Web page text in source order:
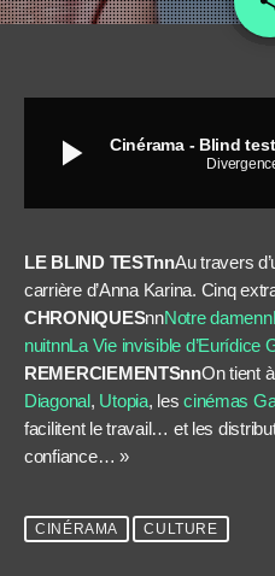
play_arrow Cinérama - Blind
LE BLIND TESTnnAu travers
carrière d’Anna Karina. Cinq
CHRONIQUESnnNotre damenn
nuitnnLa Vie invisible d’Eurídice
REMERCIEMENTSnnOn tient
Diagonal, Utopia, lescinémas
facilitent le travail… et les
confiance… »
CINÉRAMA CULTURE